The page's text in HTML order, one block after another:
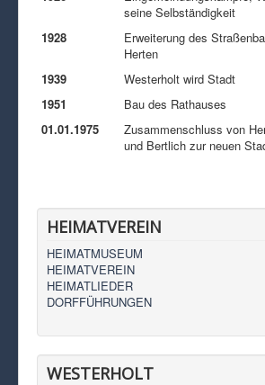
seine Selbständigkeit
1928
Erweiterung des
Herten
1939
Westerholt wird Stadt
1951
Bau des Rathauses
01.01.1975
Zusammenschluss von
und Bertlich zur neuen
HEIMATVEREIN
HEIMATMUSEUM
HEIMATVEREIN
HEIMATLIEDER
DORFFÜHRUNGEN
WESTERHOLT